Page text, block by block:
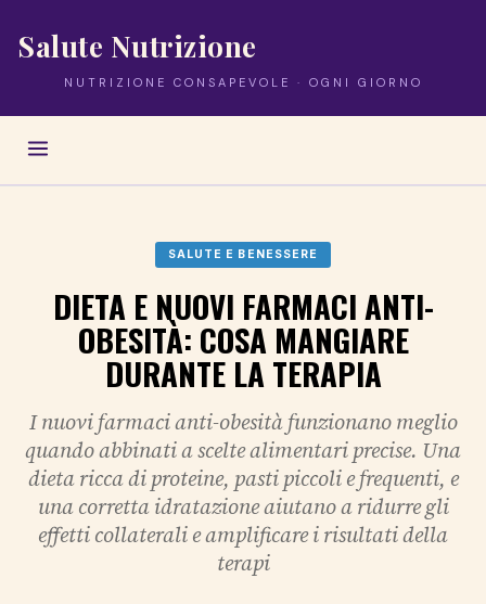
Salute Nutrizione
NUTRIZIONE CONSAPEVOLE · OGNI GIORNO
SALUTE E BENESSERE
DIETA E NUOVI FARMACI ANTI-
OBESITÀ: COSA MANGIARE
DURANTE LA TERAPIA
I nuovi farmaci anti-obesità funzionano meglio
quando abbinati a scelte alimentari precise. Una
dieta ricca di proteine, pasti piccoli e frequenti, e
una corretta idratazione aiutano a ridurre gli
effetti collaterali e amplificare i risultati della
terapi